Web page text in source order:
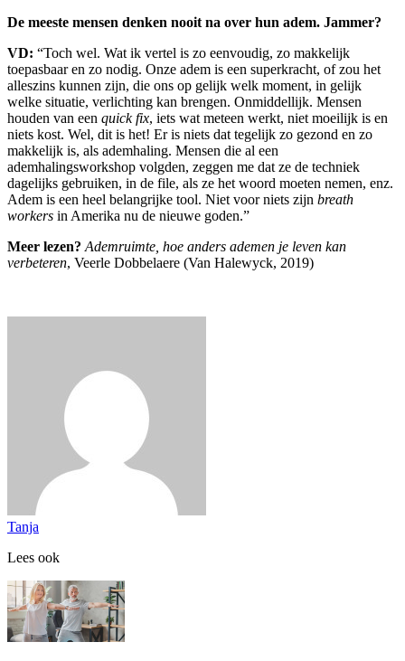
De meeste mensen denken nooit na over hun adem. Jammer?
VD: “Toch wel. Wat ik vertel is zo eenvoudig, zo makkelijk
toepasbaar en zo nodig. Onze adem is een superkracht, of zou het
alleszins kunnen zijn, die ons op gelijk welk moment, in gelijk
welke situatie, verlichting kan brengen. Onmiddellijk. Mensen
houden van een quick fix, iets wat meteen werkt, niet moeilijk is en
niets kost. Wel, dit is het! Er is niets dat tegelijk zo gezond en zo
makkelijk is, als ademhaling. Mensen die al een
ademhalingsworkshop volgden, zeggen me dat ze de techniek
dagelijks gebruiken, in de file, als ze het woord moeten nemen, enz.
Adem is een heel belangrijke tool. Niet voor niets zijn breath
workers in Amerika nu de nieuwe goden.”
Meer lezen? Ademruimte, hoe anders ademen je leven kan
verbeteren, Veerle Dobbelaere (Van Halewyck, 2019)
Tanja
Lees ook